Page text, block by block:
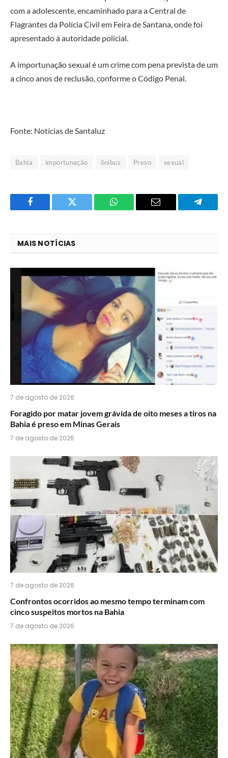
com a adolescente, encaminhado para a Central de
Flagrantes da Polícia Civil em Feira de Santana, onde foi
apresentado à autoridade policial.
A importunação sexual é um crime com pena prevista de um
a cinco anos de reclusão, conforme o Código Penal.
Fonte: Notícias de Santaluz
Bahia importunação ônibus Preso sexual
Facebook Twitter
O
do
WhatsApp?
E-
MAIS NOTÍCIAS
7 de agosto de 2026
Foragido por matar jovem grávida de oito meses a tiros na
Bahia é preso em Minas Gerais
7 de agosto de 2026
7 de agosto de 2026
Confrontos ocorridos ao mesmo tempo terminam com
cinco suspeitos mortos na Bahia
7 de agosto de 2026